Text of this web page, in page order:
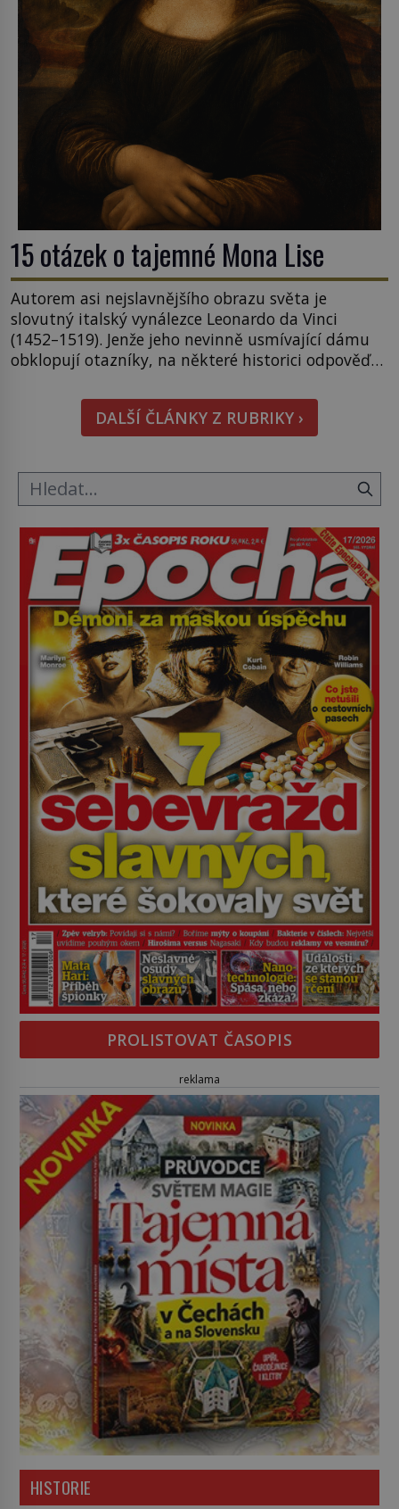
15 otázek o tajemné Mona Lise
Autorem asi nejslavnějšího obrazu světa je
slovutný italský vynálezce Leonardo da Vinci
(1452–1519). Jenže jeho nevinně usmívající dámu
obklopují otazníky, na některé historici odpověď
pověsil Napoleon? Samotný císař Napoleon
Bonaparte (1769–1821) má pro malbu slabost, a
tak si ji ještě jako první konzul přemístí do své
DALŠÍ ČLÁNKY Z RUBRIKY ›
PROLISTOVAT ČASOPIS
reklama
HISTORIE